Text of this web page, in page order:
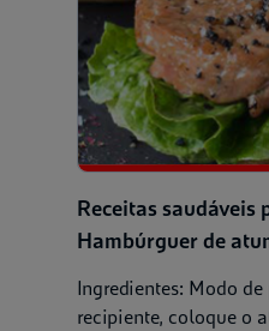
Receitas saudáveis
Hambúrguer de
Ingredientes: Modo de
recipiente, coloque o